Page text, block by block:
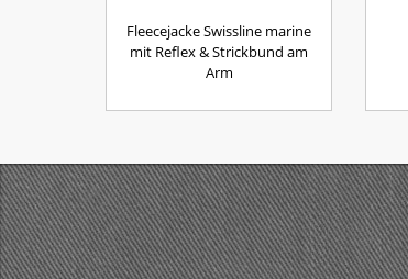
Fleecejacke Swissline marine
mit Reflex & Strickbund am
Arm